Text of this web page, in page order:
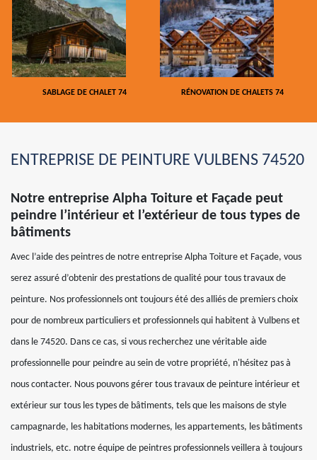
SABLAGE DE CHALET 74 RÉNOVATION DE CHALETS 74
ENTREPRISE DE PEINTURE VULBENS 74520
Notre entreprise Alpha Toiture et Façade peut
peindre l’intérieur et l’extérieur de tous types de
bâtiments
Avec l’aide des peintres de notre entreprise Alpha Toiture et Façade, vous
serez assuré d’obtenir des prestations de qualité pour tous travaux de
peinture. Nos professionnels ont toujours été des alliés de premiers choix
pour de nombreux particuliers et professionnels qui habitent à Vulbens et
dans le 74520. Dans ce cas, si vous recherchez une véritable aide
professionnelle pour peindre au sein de votre propriété, n'hésitez pas à
nous contacter. Nous pouvons gérer tous travaux de peinture intérieur et
extérieur sur tous les types de bâtiments, tels que les maisons de style
campagnarde, les habitations modernes, les appartements, les bâtiments
industriels, etc. notre équipe de peintres professionnels veillera à toujours